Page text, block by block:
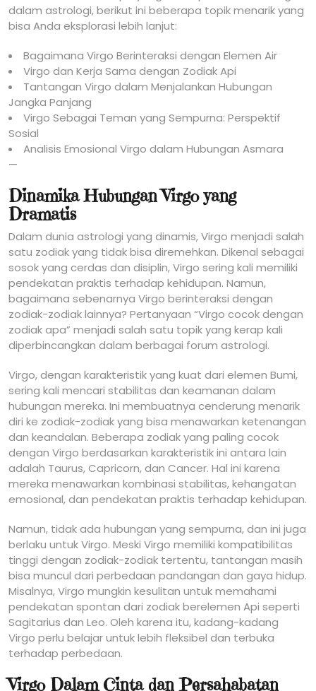
dalam astrologi, berikut ini beberapa topik menarik yang
bisa Anda eksplorasi lebih lanjut:
Bagaimana Virgo Berinteraksi dengan Elemen Air
Virgo dan Kerja Sama dengan Zodiak Api
Tantangan Virgo dalam Menjalankan Hubungan
Jangka Panjang
Virgo Sebagai Teman yang Sempurna: Perspektif
Sosial
Analisis Emosional Virgo dalam Hubungan Asmara
—
Dinamika Hubungan Virgo yang
Dramatis
Dalam dunia astrologi yang dinamis, Virgo menjadi salah
satu zodiak yang tidak bisa diremehkan. Dikenal sebagai
sosok yang cerdas dan disiplin, Virgo sering kali memiliki
pendekatan praktis terhadap kehidupan. Namun,
bagaimana sebenarnya Virgo berinteraksi dengan
zodiak-zodiak lainnya? Pertanyaan “Virgo cocok dengan
zodiak apa” menjadi salah satu topik yang kerap kali
diperbincangkan dalam berbagai forum astrologi.
Virgo, dengan karakteristik yang kuat dari elemen Bumi,
sering kali mencari stabilitas dan keamanan dalam
hubungan mereka. Ini membuatnya cenderung menarik
diri ke zodiak-zodiak yang bisa menawarkan ketenangan
dan keandalan. Beberapa zodiak yang paling cocok
dengan Virgo berdasarkan karakteristik ini antara lain
adalah Taurus, Capricorn, dan Cancer. Hal ini karena
mereka menawarkan kombinasi stabilitas, kehangatan
emosional, dan pendekatan praktis terhadap kehidupan.
Namun, tidak ada hubungan yang sempurna, dan ini juga
berlaku untuk Virgo. Meski Virgo memiliki kompatibilitas
tinggi dengan zodiak-zodiak tertentu, tantangan masih
bisa muncul dari perbedaan pandangan dan gaya hidup.
Misalnya, Virgo mungkin kesulitan untuk memahami
pendekatan spontan dari zodiak berelemen Api seperti
Sagitarius dan Leo. Oleh karena itu, kadang-kadang
Virgo perlu belajar untuk lebih fleksibel dan terbuka
terhadap perbedaan.
Virgo Dalam Cinta dan Persahabatan